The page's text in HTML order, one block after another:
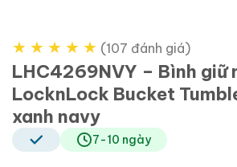
★ ★ ★ ★ ★ (107 đánh giá)
LHC4269NVY – Bình giữ
LocknLock Bucket
xanh navy
7-10 ngày